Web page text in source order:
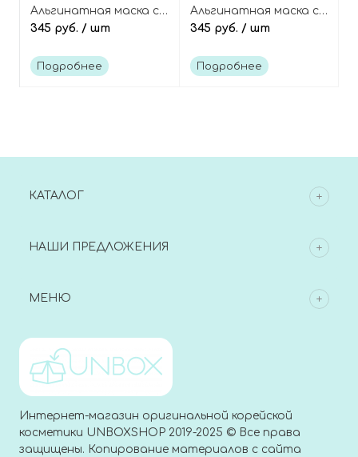
Альгинатная маска с
витаминами и
(спикулами), Reedle
345 руб. / шт
Подробнее
Альгинатная маска с
коллагеном и
(спикулами), Reedle
345 руб. / шт
Подробнее
КАТАЛОГ
НАШИ ПРЕДЛОЖЕНИЯ
МЕНЮ
Интернет-магазин оригинальной корейской
косметики UNBOXSHOP 2019-2025 © Все права
защищены. Копирование материалов с сайта